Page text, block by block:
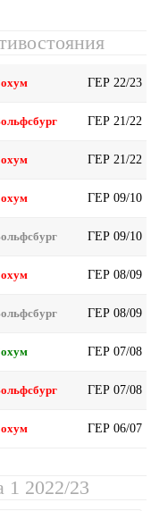
ГЕР 22/23
ГЕР 21/22
ГЕР 21/22
ГЕР 09/10
ГЕР 09/10
ГЕР 08/09
ГЕР 08/09
ГЕР 07/08
ГЕР 07/08
ГЕР 06/07
1 2022/23